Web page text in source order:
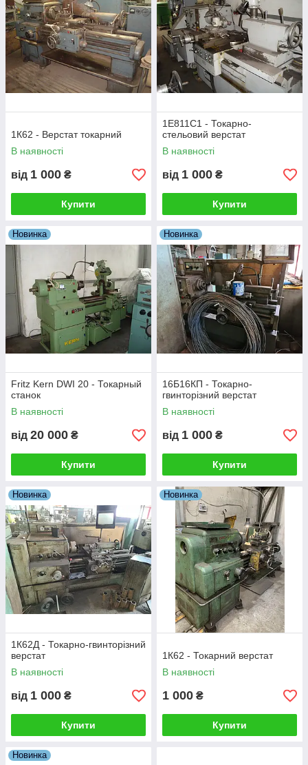
1К62 - Верстат токарний
В наявності
від 1 000 ₴
Купити
1Е811С1 - Токарно-
стельовий верстат
В наявності
від 1 000 ₴
Купити
Новинка
Fritz Kern DWI 20 - Токарный
станок
В наявності
від 20 000 ₴
Купити
Новинка
16Б16КП - Токарно-
гвинторізний верстат
В наявності
від 1 000 ₴
Купити
Новинка
1К62Д - Токарно-гвинторізний
верстат
В наявності
від 1 000 ₴
Купити
Новинка
1К62 - Токарний верстат
В наявності
1 000 ₴
Купити
Новинка